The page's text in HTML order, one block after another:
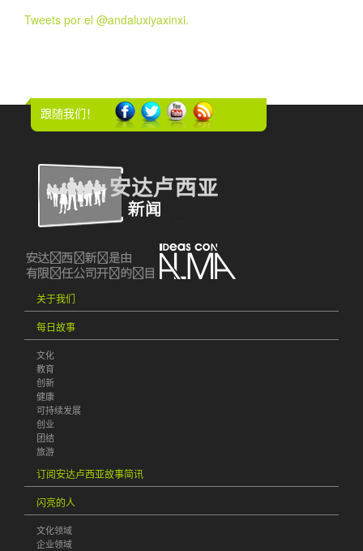
Tweets por el @andaluxiyaxinxi.
跟随我们！
关于我们
每日故事
文化
教育
创新
健康
可持续发展
创业
团结
旅游
订阅安达卢西亚故事简讯
闪亮的人
文化领域
企业领域